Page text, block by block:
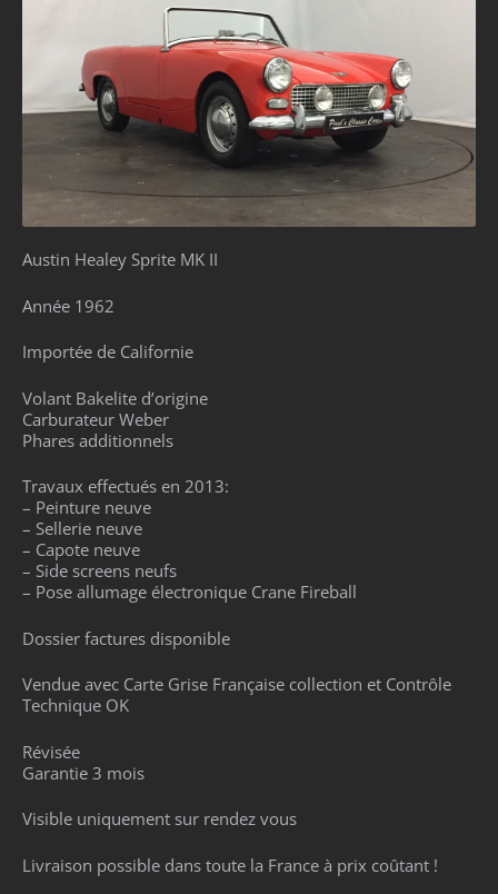
Austin Healey Sprite MK II
Année 1962
Importée de Californie
Volant Bakelite d’origine
Carburateur Weber
Phares additionnels
Travaux effectués en 2013:
– Peinture neuve
– Sellerie neuve
– Capote neuve
– Side screens neufs
– Pose allumage électronique Crane Fireball
Dossier factures disponible
Vendue avec Carte Grise Française collection et Contrôle
Technique OK
Révisée
Garantie 3 mois
Visible uniquement sur rendez vous
Livraison possible dans toute la France à prix coûtant !